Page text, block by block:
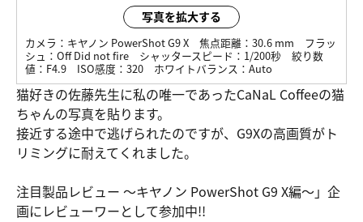
写真を拡大する
カメラ： キヤノン PowerShot G9 X 焦点距離： 30.6 mm
フラッ
シュ： Off Did not fire シャッタースピード： 1/200秒
絞り数
値： F4.9 ISO感度： 320 ホワイトバランス： Auto
猫好きの佐藤先生に私の唯一であったCaNaL Coffeeの猫
ちゃんの写真を貼ります。
接近する途中で逃げられたのですが、G9Xの高画質がト
リミングに耐えてくれました。
注目製品レビュー ～キヤノン PowerShot G9 X編～」企
画にレビューワーとして参加中!!